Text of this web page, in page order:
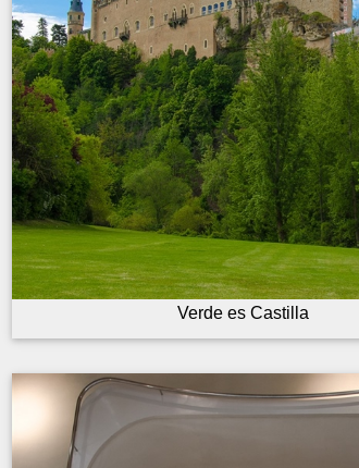
Verde es Castilla